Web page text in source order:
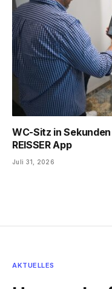
WC-Sitz in
REISSER App
Juli 31, 2026
AKTUELLES